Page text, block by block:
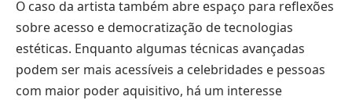
O caso da artista também abre espaço para reflexões
sobre acesso e democratização de tecnologias
estéticas. Enquanto algumas técnicas avançadas
podem ser mais acessíveis a celebridades e pessoas
com maior poder aquisitivo, há um interesse